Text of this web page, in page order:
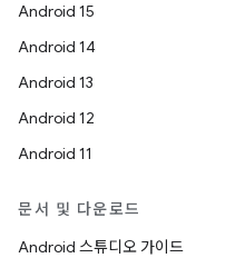
Android 15
Android 14
Android 13
Android 12
Android 11
문서 및 다운로드
Android 스튜디오 가이드